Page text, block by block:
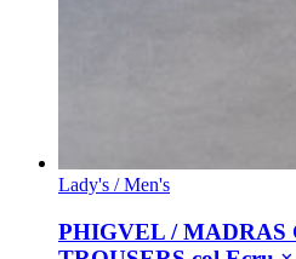
Lady's / Men's
PHIGVEL / MADRAS